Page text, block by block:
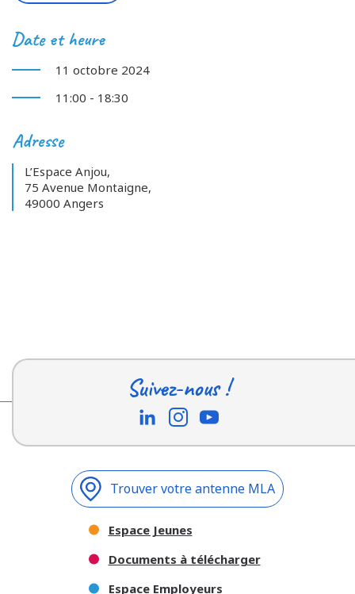
Date et heure
11 octobre 2024
11:00 - 18:30
Adresse
L’Espace Anjou,
75 Avenue Montaigne,
49000 Angers
Suivez-nous !
Trouver votre antenne MLA
Espace Jeunes
Documents à télécharger
Espace Employeurs